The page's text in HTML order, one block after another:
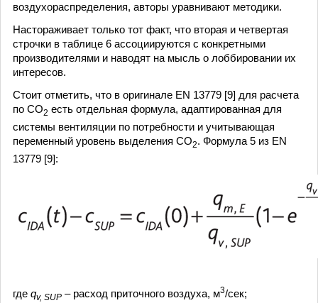
воздухораспределения, авторы уравнивают методики.
Настораживает только тот факт, что вторая и четвертая
строчки в таблице 6 ассоциируются с конкретными
производителями и наводят на мысль о лоббировании их
интересов.
Стоит отметить, что в оригинале EN 13779 [9] для расчета
по СО2 есть отдельная формула, адаптированная для
системы вентиляции по потребности и учитывающая
переменный уровень выделения СО2. Формула 5 из EN
13779 [9]:
где qv, SUP – расход приточного воздуха, м3/сек;